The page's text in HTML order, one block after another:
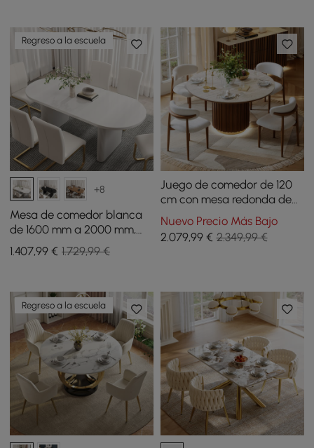
Regreso a la escuela
+8
Mesa de comedor blanca
de 1600 mm a 2000 mm,
juego de 4 sillas de
comedor
1.407,99 € 1.729,99 €
Juego de comedor de 120
cm con mesa redonda de
piedra sinterizada con
imitación de travertino y 4
sillas
Nuevo Precio Más Bajo
2.079,99€ 2.349,99 €
Regreso a la escuela